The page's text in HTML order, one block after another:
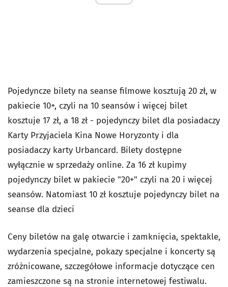
Pojedyncze bilety na seanse filmowe kosztują 20 zł, w
pakiecie 10+, czyli na 10 seansów i więcej bilet
kosztuje 17 zł, a 18 zł - pojedynczy bilet dla posiadaczy
Karty Przyjaciela Kina Nowe Horyzonty i dla
posiadaczy karty Urbancard. Bilety dostępne
wyłącznie w sprzedaży online. Za 16 zł kupimy
pojedynczy bilet w pakiecie "20+" czyli na 20 i więcej
seansów. Natomiast 10 zł kosztuje pojedynczy bilet na
seanse dla dzieci
Ceny biletów na galę otwarcie i zamknięcia, spektakle,
wydarzenia specjalne, pokazy specjalne i koncerty są
zróżnicowane, szczegółowe informacje dotyczące cen
zamieszczone są na stronie internetowej festiwalu.